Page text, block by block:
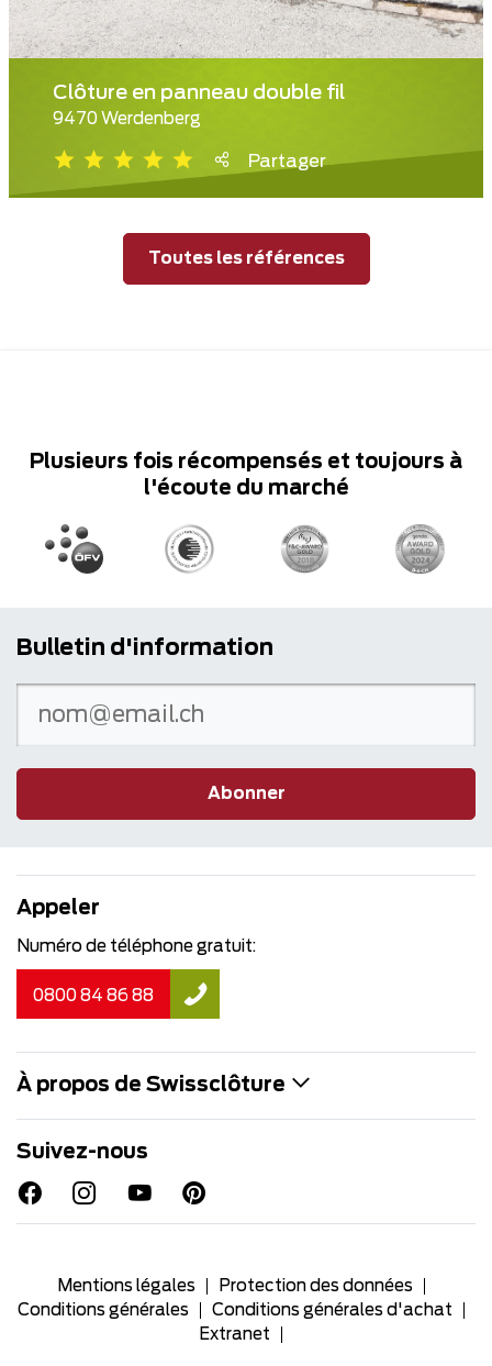
Clôture en panneau double fil
9470 Werdenberg
Partager
Toutes les références
Plusieurs fois récompensés et toujours à
l'écoute du marché
Bulletin d'information
Abonner
Appeler
Numéro de téléphone gratuit:
0800 84 86 88
À propos de Swissclôture
Suivez-nous
Mentions légales
Protection des données
Conditions générales
Conditions générales d'achat
Extranet